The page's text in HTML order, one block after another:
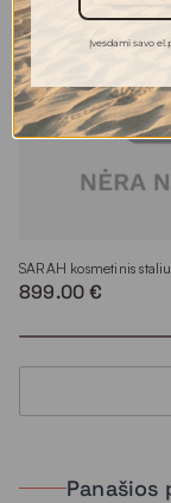
SARAH kosmetinis
899.00 €
Panašios
Įvesdami savo